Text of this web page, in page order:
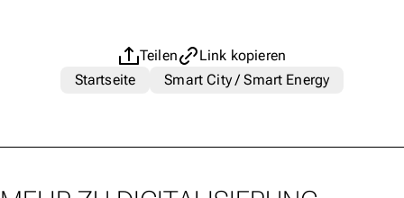
Teilen
Link kopieren
Startseite
Smart City / Smart Energy